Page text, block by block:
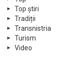
Top știri
Tradiții
Transnistria
Turism
Video